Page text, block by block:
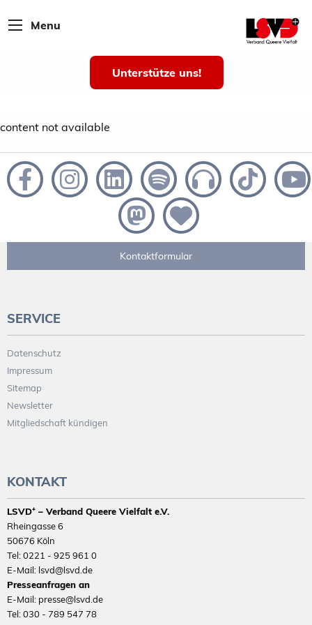
Menu
Unterstütze uns!
content not available
Kontaktformular
SERVICE
Datenschutz
Impressum
Sitemap
Newsletter
Mitgliedschaft kündigen
KONTAKT
LSVD⁺ – Verband Queere Vielfalt e.V.
Rheingasse 6
50676 Köln
Tel: 0221 - 925 961 0
E-Mail: lsvd@lsvd.de
Presseanfragen an
E-Mail: presse@lsvd.de
Tel: 030 - 789 547 78